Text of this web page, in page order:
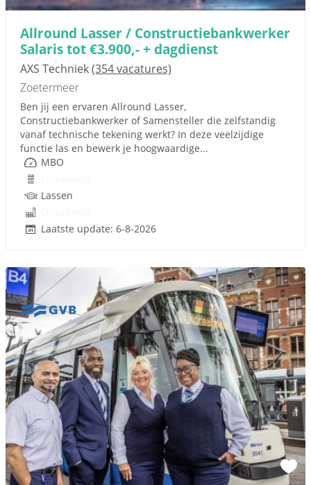
Allround Lasser / Constructiebankwerker
Salaris tot €3.900,- + dagdienst
AXS Techniek(354 vacatures)
Zoetermeer
Ben jij een ervaren Allround Lasser,
Constructiebankwerker of Samensteller die zelfstandig
vanaf technische tekening werkt? In deze veelzijdige
functie las en bewerk je hoogwaardige...
MBO
Lassen
Laatste update: 6-8-2026